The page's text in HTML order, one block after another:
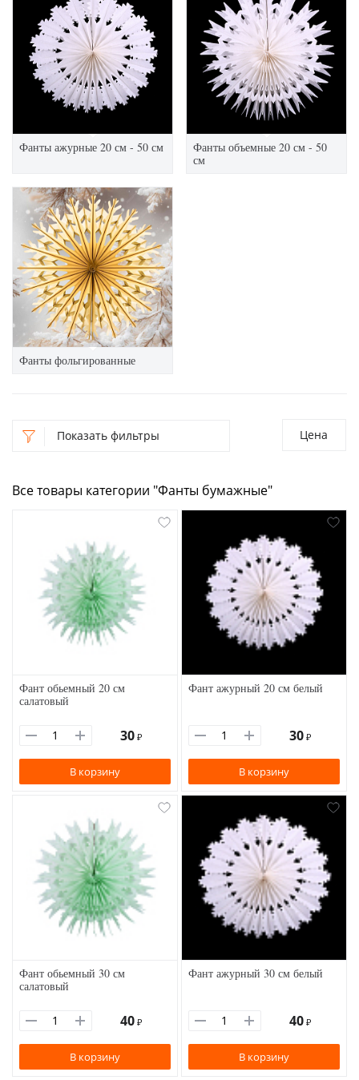
Фанты ажурные 20 см - 50 см
Фанты объемные 20 см - 50
см
Фанты фольгированные
Показать фильтры
Все товары категории "Фанты бумажные"
Цена
Фант обьемный 20 см
салатовый
30 ₽
В корзину
Фант ажурный 20 см белый
30 ₽
В корзину
Фант обьемный 30 см
салатовый
40 ₽
В корзину
Фант ажурный 30 см белый
40 ₽
В корзину